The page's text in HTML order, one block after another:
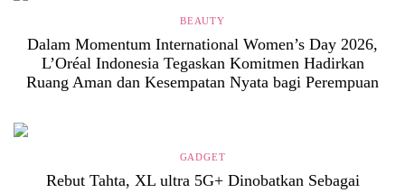
BEAUTY
Dalam Momentum International Women’s Day 2026,
L’Oréal Indonesia Tegaskan Komitmen Hadirkan
Ruang Aman dan Kesempatan Nyata bagi Perempuan
GADGET
Rebut Tahta, XL ultra 5G+ Dinobatkan Sebagai